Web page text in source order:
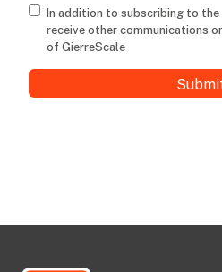
Consenso
In addition to subscribing to
receive other communications
of GierreScale